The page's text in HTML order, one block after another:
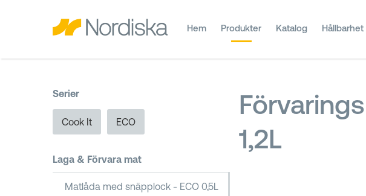
Hem Produkter Katalog Hållbarhet
Serier
Cook It ECO
Laga & Förvara mat
Matlåda med snäpplock - ECO 0,5L
1,2L